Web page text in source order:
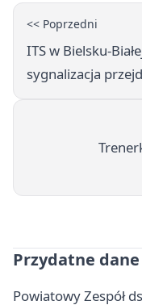
<< Poprzedni
ITS w Bielsku-
sygnalizacja
Przydatne
Powiatowy Zespół